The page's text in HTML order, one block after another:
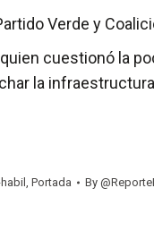
Verde y
cuestionó la
la
, Portada By